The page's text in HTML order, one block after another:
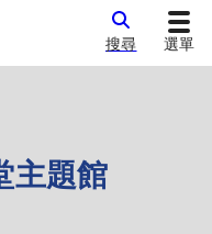
搜尋 選單
主題館